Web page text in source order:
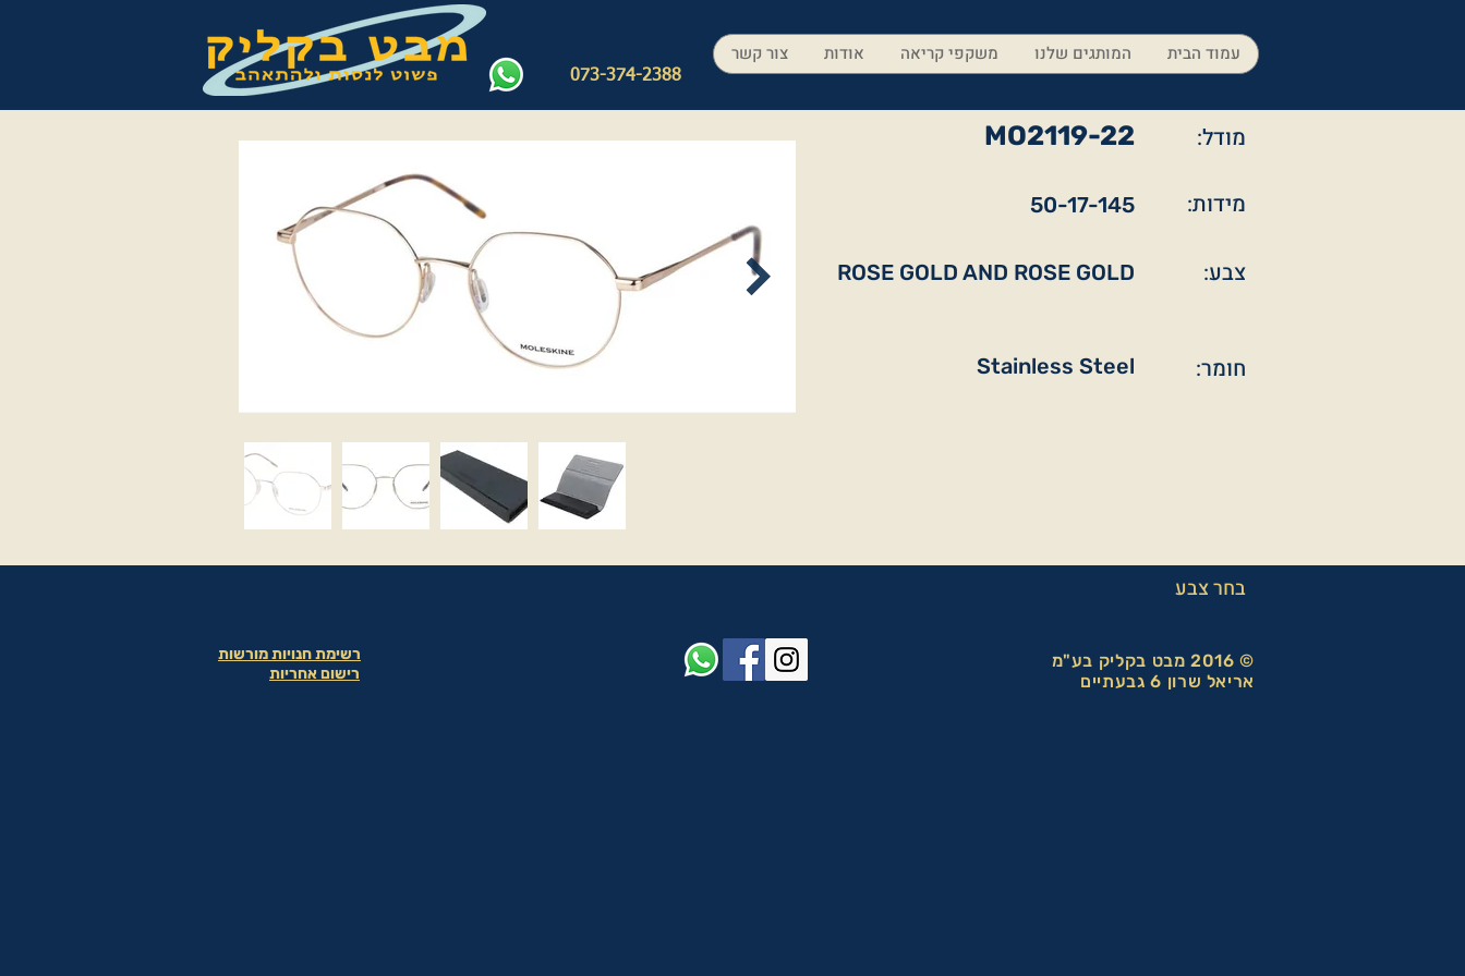
073-374-2388
עמוד הבית המותגים שלנו משקפי קריאה אודות צור קשר
MO2119-22 מודל:
50-17-145 מידות:
ROSE GOLD AND ROSE GOLD צבע:
Stainless Steel חומר:
בחר צבע
רשימת חנויות מורשות
רישום אחריות
© 2016 מבט בקליק בע"מ
אריאל שרון 6 גבעתיים